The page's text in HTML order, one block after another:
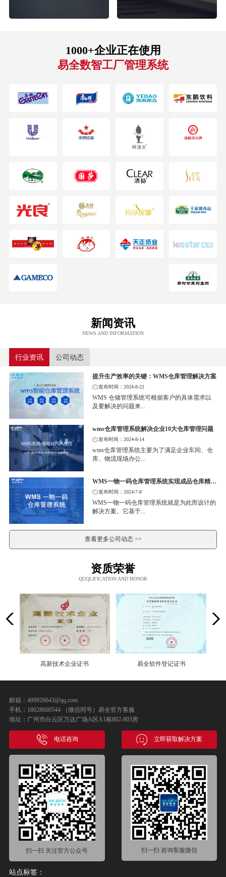
1000+企业正在使用
易全数智工厂管理系统
新闻资讯
NEWS AND INFORMATION
行业资讯 公司动态
提升生产效率的关键：WMS仓库管理解决方案
发布时间：2024-8-22
WMS 仓储管理系统可根据客户的具体需求以
及要解决的问题来...
wms仓库管理系统解决企业10大仓库管理问题
发布时间：2024-8-14
wms仓库管理系统主要为了满足企业车间、仓
库、物流现场办公...
WMS一物一码仓库管理系统实现成品仓库精细化管理
发布时间：2024-7-8
WMS一物一码仓库管理系统就是为此而设计的
解决方案。它基于...
查看更多公司动态 >>
资质荣誉
QUQLIFICATION AND HONOR
高新技术企业证书 易全软件登记证书
邮箱：489926643@qq.com
手机：18028600544 （微信同号）易全官方客服
地址：广州市白云区万达广场A区A1栋802-803房
电话咨询 立即获取解决方案
扫一扫 关注官方公众号 扫一扫 咨询客服微信
站点标签：